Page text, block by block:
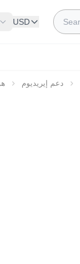
USD
Search
دعم إيريديوم